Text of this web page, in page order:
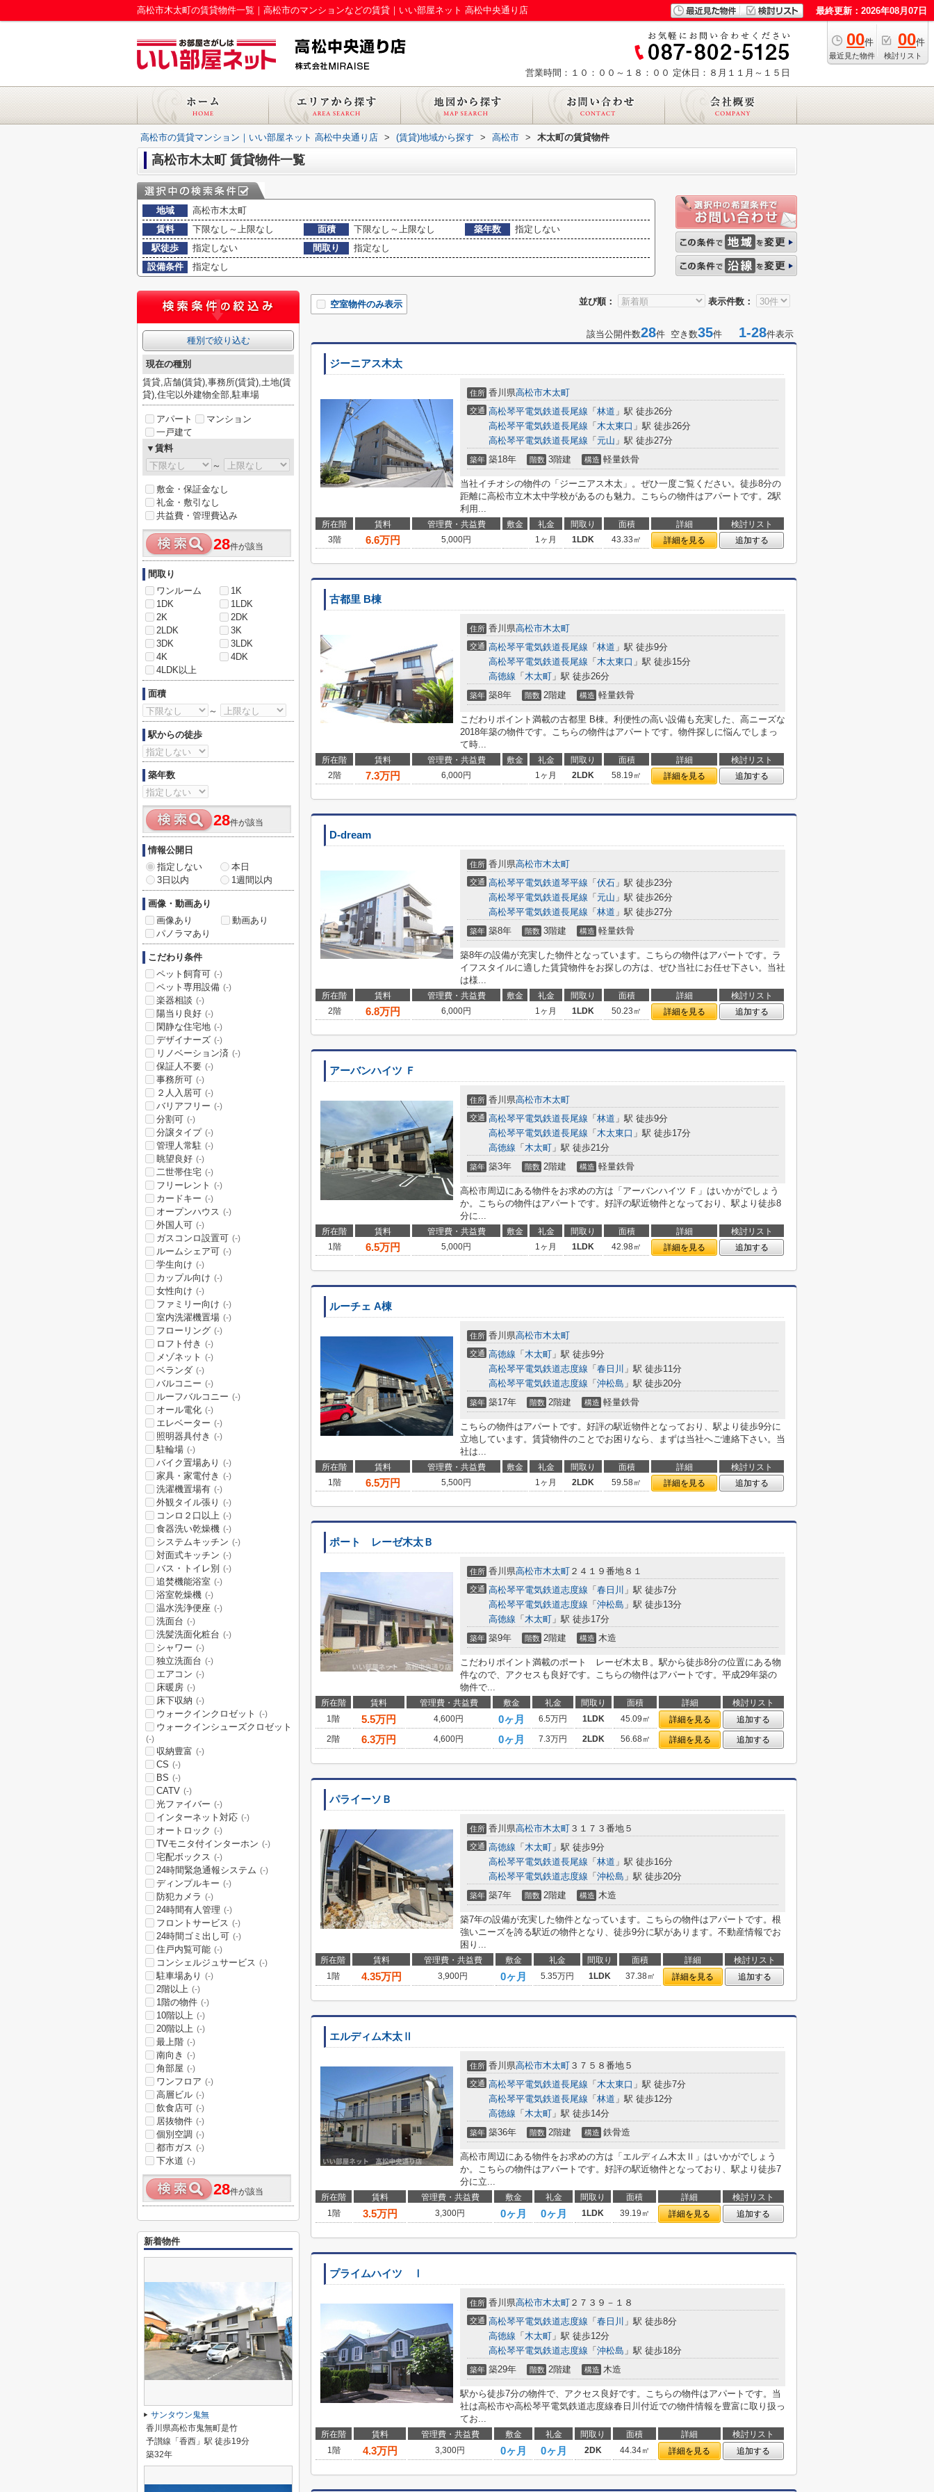
高松市木太町の賃貸物件一覧｜高松市のマンションなどの賃貸｜いい部屋ネット 高松中央通り店 最終更新：2026年08月07日
00件
最近見た物件
00件
検討リスト
営業時間：１０：００～１８：００ 定休日：８月１１月～１５日
高松市の賃貸マンション｜いい部屋ネット 高松中央通り店 > (賃貸)地域から探す > 高松市 > 木太町の賃貸物件
高松市木太町 賃貸物件一覧
地域
高松市木太町
賃料
下限なし～上限なし 面積 下限なし～上限なし 築年数
指定しない
駅徒歩
指定しない 間取り
指定なし
設備条件
指定なし
並び順： 表示件数：
空室物件のみ表示
該当公開件数28件 空き数35件 1-28件表示
ジーニアス木太
住所 香川県高松市木太町
交通 高松琴平電気鉄道長尾線 「 林道 」駅 徒歩26分
高松琴平電気鉄道長尾線 「 木太東口 」駅 徒歩26分
高松琴平電気鉄道長尾線 「 元山 」駅 徒歩27分
築年 築18年 階数 3階建 構造 軽量鉄骨
当社イチオシの物件の「ジーニアス木太」。ぜひ一度ご覧ください。徒歩8分の
距離に高松市立木太中学校があるのも魅力。こちらの物件はアパートです。2駅
利用...
所在階 賃料 管理費・共益費 敷金 礼金 間取り 面積 詳細
検討リスト
3階
6.6万円 5,000円 1ヶ月 1LDK 43.33㎡ 詳細を見る 追加する
古都里 B棟
住所 香川県高松市木太町
交通 高松琴平電気鉄道長尾線 「 林道 」駅 徒歩9分
高松琴平電気鉄道長尾線 「 木太東口 」駅 徒歩15分
高徳線 「 木太町 」駅 徒歩26分
築年 築8年 階数 2階建 構造 軽量鉄骨
こだわりポイント満載の古都里 B棟。利便性の高い設備も充実した、高ニーズな
2018年築の物件です。こちらの物件はアパートです。物件探しに悩んでしまっ
て時...
所在階 賃料 管理費・共益費 敷金 礼金 間取り 面積 詳細
検討リスト
2階
7.3万円 6,000円 1ヶ月 2LDK 58.19㎡ 詳細を見る 追加する
D-dream
住所 香川県高松市木太町
交通 高松琴平電気鉄道琴平線 「 伏石 」駅 徒歩23分
高松琴平電気鉄道長尾線 「 元山 」駅 徒歩26分
高松琴平電気鉄道長尾線 「 林道 」駅 徒歩27分
築年 築8年 階数 3階建 構造 軽量鉄骨
築8年の設備が充実した物件となっています。こちらの物件はアパートです。ラ
イフスタイルに適した賃貸物件をお探しの方は、ぜひ当社にお任せ下さい。当社
は様...
所在階 賃料 管理費・共益費 敷金 礼金 間取り 面積 詳細
検討リスト
2階
6.8万円 6,000円 1ヶ月 1LDK 50.23㎡ 詳細を見る 追加する
アーバンハイツ Ｆ
住所 香川県高松市木太町
交通 高松琴平電気鉄道長尾線 「 林道 」駅 徒歩9分
高松琴平電気鉄道長尾線 「 木太東口 」駅 徒歩17分
高徳線 「 木太町 」駅 徒歩21分
築年 築3年 階数 2階建 構造 軽量鉄骨
高松市周辺にある物件をお求めの方は「アーバンハイツ Ｆ」はいかがでしょう
か。こちらの物件はアパートです。好評の駅近物件となっており、駅より徒歩8
分に...
所在階 賃料 管理費・共益費 敷金 礼金 間取り 面積 詳細
検討リスト
1階
6.5万円 5,000円 1ヶ月 1LDK 42.98㎡ 詳細を見る 追加する
ルーチェ A棟
住所 香川県高松市木太町
交通 高徳線 「 木太町 」駅 徒歩9分
高松琴平電気鉄道志度線 「 春日川 」駅 徒歩11分
高松琴平電気鉄道志度線 「 沖松島 」駅 徒歩20分
築年 築17年 階数 2階建 構造 軽量鉄骨
こちらの物件はアパートです。好評の駅近物件となっており、駅より徒歩9分に
立地しています。賃貸物件のことでお困りなら、まずは当社へご連絡下さい。当
社は...
所在階 賃料 管理費・共益費 敷金 礼金 間取り 面積 詳細
検討リスト
1階
6.5万円 5,500円 1ヶ月 2LDK 59.58㎡ 詳細を見る 追加する
ポート レーゼ木太Ｂ
住所 香川県高松市木太町 ２４１９番地８１
交通 高松琴平電気鉄道志度線 「 春日川 」駅 徒歩7分
高松琴平電気鉄道志度線 「 沖松島 」駅 徒歩13分
高徳線 「 木太町 」駅 徒歩17分
築年 築9年 階数 2階建 構造 木造
こだわりポイント満載のポート レーゼ木太Ｂ。駅から徒歩8分の位置にある物
件なので、アクセスも良好です。こちらの物件はアパートです。平成29年築の
物件で...
所在階 賃料 管理費・共益費 敷金 礼金 間取り 面積 詳細
検討リスト
1階
5.5万円 4,600円 0ヶ月 6.5万円 1LDK 45.09㎡ 詳細を見る
追加する
2階
6.3万円 4,600円 0ヶ月 7.3万円 2LDK 56.68㎡ 詳細を見る 追加する
パライーソＢ
住所 香川県高松市木太町 ３１７３番地５
交通 高徳線 「 木太町 」駅 徒歩9分
高松琴平電気鉄道長尾線 「 林道 」駅 徒歩16分
高松琴平電気鉄道志度線 「 沖松島 」駅 徒歩20分
築年 築7年 階数 2階建 構造 木造
築7年の設備が充実した物件となっています。こちらの物件はアパートです。根
強いニーズを誇る駅近の物件となり、徒歩9分に駅があります。不動産情報でお
困り...
所在階 賃料 管理費・共益費 敷金 礼金 間取り 面積 詳細
検討リスト
1階
4.35万円 3,900円 0ヶ月 5.35万円 1LDK 37.38㎡ 詳細を見る 追加する
エルディム木太Ⅱ
住所 香川県高松市木太町 ３７５８番地５
交通 高松琴平電気鉄道長尾線 「 木太東口 」駅 徒歩7分
高松琴平電気鉄道長尾線 「 林道 」駅 徒歩12分
高徳線 「 木太町 」駅 徒歩14分
築年 築36年 階数 2階建 構造 鉄骨造
高松市周辺にある物件をお求めの方は「エルディム木太Ⅱ」はいかがでしょう
か。こちらの物件はアパートです。好評の駅近物件となっており、駅より徒歩7
分に立...
所在階 賃料 管理費・共益費 敷金 礼金 間取り 面積 詳細
検討リスト
1階
3.5万円 3,300円 0ヶ月 0ヶ月 1LDK 39.19㎡ 詳細を見る 追加する
プライムハイツ Ⅰ
住所 香川県高松市木太町 ２７３９－１８
交通 高松琴平電気鉄道志度線 「 春日川 」駅 徒歩8分
高徳線 「 木太町 」駅 徒歩12分
高松琴平電気鉄道志度線 「 沖松島 」駅 徒歩18分
築年 築29年 階数 2階建 構造 木造
駅から徒歩7分の物件で、アクセス良好です。こちらの物件はアパートです。当
社は高松市や高松琴平電気鉄道志度線春日川付近での物件情報を豊富に取り扱っ
てお...
所在階 賃料 管理費・共益費 敷金 礼金 間取り 面積 詳細
検討リスト
1階
4.3万円 3,300円 0ヶ月 0ヶ月 2DK 44.34㎡ 詳細を見る 追加する
種別で絞り込む
現在の種別
賃貸,店舗(賃貸),事務所(賃貸),土地(賃
貸),住宅以外建物全部,駐車場
アパート
マンション
一戸建て
▼賃料
～
敷金・保証金なし
礼金・敷引なし
共益費・管理費込み
28件が該当
間取り
ワンルーム
1K
1DK
1LDK
2K
2DK
2LDK
3K
3DK
3LDK
4K
4DK
4LDK以上
面積
～
駅からの徒歩
築年数
28件が該当
情報公開日
指定しない
本日
3日以内
1週間以内
画像・動画あり
画像あり
動画あり
パノラマあり
こだわり条件
ペット飼育可 (-)
ペット専用設備 (-)
楽器相談 (-)
陽当り良好 (-)
閑静な住宅地 (-)
デザイナーズ (-)
リノベーション済 (-)
保証人不要 (-)
事務所可 (-)
２人入居可 (-)
バリアフリー (-)
分割可 (-)
分譲タイプ (-)
管理人常駐 (-)
眺望良好 (-)
二世帯住宅 (-)
フリーレント (-)
カードキー (-)
オープンハウス (-)
外国人可 (-)
ガスコンロ設置可 (-)
ルームシェア可 (-)
学生向け (-)
カップル向け (-)
女性向け (-)
ファミリー向け (-)
室内洗濯機置場 (-)
フローリング (-)
ロフト付き (-)
メゾネット (-)
ベランダ (-)
バルコニー (-)
ルーフバルコニー (-)
オール電化 (-)
エレベーター (-)
照明器具付き (-)
駐輪場 (-)
バイク置場あり (-)
家具・家電付き (-)
洗濯機置場有 (-)
外観タイル張り (-)
コンロ２口以上 (-)
食器洗い乾燥機 (-)
システムキッチン (-)
対面式キッチン (-)
バス・トイレ別 (-)
追焚機能浴室 (-)
浴室乾燥機 (-)
温水洗浄便座 (-)
洗面台 (-)
洗髪洗面化粧台 (-)
シャワー (-)
独立洗面台 (-)
エアコン (-)
床暖房 (-)
床下収納 (-)
ウォークインクロゼット (-)
ウォークインシューズクロゼット
(-)
収納豊富 (-)
CS (-)
BS (-)
CATV (-)
光ファイバー (-)
インターネット対応 (-)
オートロック (-)
TVモニタ付インターホン (-)
宅配ボックス (-)
24時間緊急通報システム (-)
ディンプルキー (-)
防犯カメラ (-)
24時間有人管理 (-)
フロントサービス (-)
24時間ゴミ出し可 (-)
住戸内覧可能 (-)
コンシェルジュサービス (-)
駐車場あり (-)
2階以上 (-)
1階の物件 (-)
10階以上 (-)
20階以上 (-)
最上階 (-)
南向き (-)
角部屋 (-)
ワンフロア (-)
高層ビル (-)
飲食店可 (-)
居抜物件 (-)
個別空調 (-)
都市ガス (-)
下水道 (-)
28件が該当
新着物件
サンタウン鬼無
香川県高松市鬼無町是竹
予讃線「香西」駅 徒歩19分
築32年